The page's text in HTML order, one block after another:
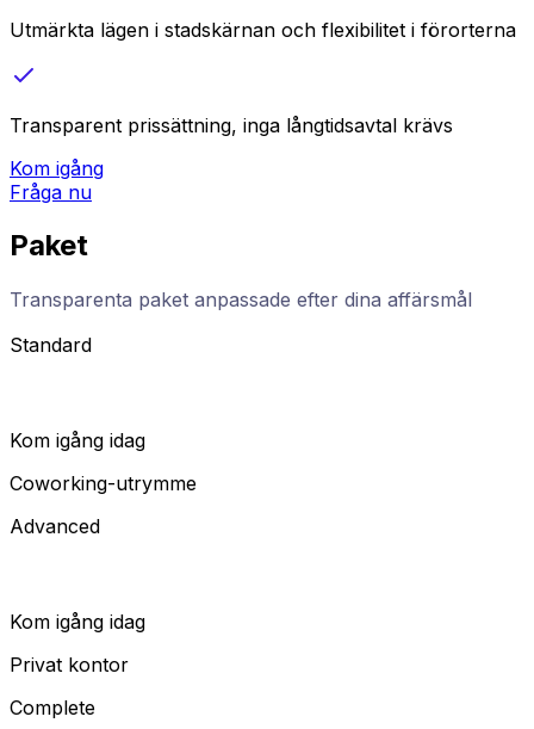
Utmärkta lägen i stadskärnan och flexibilitet i förorterna
Transparent prissättning, inga långtidsavtal krävs
Kom igång
Fråga nu
Paket
Transparenta paket anpassade efter dina affärsmål
Standard
Kom igång idag
Coworking-utrymme
Advanced
Kom igång idag
Privat kontor
Complete